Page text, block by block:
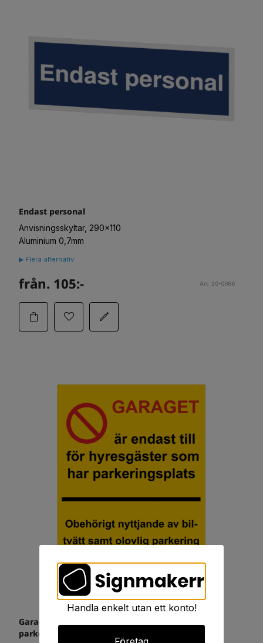
Endast personal
Anvisningsskyltar, 290x110
Aluminium 0,7mm
▶ Flera alternativ
från. 105:- Art. 20-0086
Garaget är endast till för hyresgäster som har
parkeringsplats
Handla enkelt utan ett konto!